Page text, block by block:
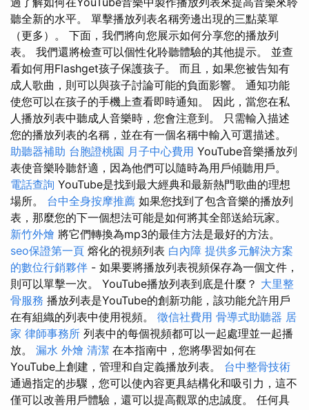
聽全新的水平。 單擊播放列表名稱旁邊出現的三點菜單
（更多）。 下面，我們將向您展示如何分享您的播放列
表。 我們還將檢查可以個性化聆聽體驗的其他提示。 並查
看如何用Flashget孩子保護孩子。 而且，如果您被告知有
成人歌曲，則可以與孩子討論可能的負面影響。 通知功能
使您可以在孩子的手機上查看即時通知。 因此，當您在私
人播放列表中聽成人音樂時，您會注意到。 只需輸入描述
您的播放列表的名稱，並在有一個名稱中輸入可選描述。
助聽器補助 台胞證桃園 月子中心費用 YouTube音樂播放列
表使音樂聆聽舒適，因為他們可以隨時為用戶傾聽用戶。
電話查詢 YouTube是找到最大經典和最新熱門歌曲的理想
場所。 台中全身按摩推薦 如果您找到了包含音樂的播放列
表，那麼您的下一個想法可能是如何將其全部送給玩家。
新竹外燴 將它們轉換為mp3的最佳方法是最好的方法。
seo保證第一頁 熔化的視頻列表 白內障 提供多元解決方案
的數位行銷夥伴 - 如果要將播放列表視頻保存為一個文件，
則可以單擊一次。 YouTube播放列表到底是什麼？ 大里整
骨服務 播放列表是YouTube的創新功能，該功能允許用戶
在有組織的列表中使用視頻。 徵信社費用 骨導式助聽器 居
家 律師事務所 列表中的每個視頻都可以一起處理並一起播
放。 漏水 外燴 清潔 在本指南中，您將學習如何在
YouTube上創建，管理和自定義播放列表。 台中整骨技術
通過指定的步驟，您可以使內容更具結構化和吸引力，這不
僅可以改善用戶體驗，還可以提高觀眾的忠誠度。 任何具